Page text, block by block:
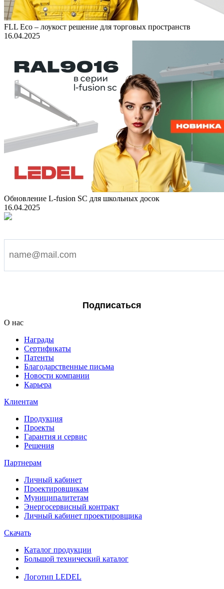
FLL Eco – лоукост решение для торговых пространств
16.04.2025
Обновление L-fusion SC для школьных досок
16.04.2025
Подписаться
О нас
Награды
Сертификаты
Патенты
Благодарственные письма
Новости компании
Карьера
Клиентам
Продукция
Проекты
Гарантия и сервис
Решения
Партнерам
Личный кабинет
Проектировщикам
Муниципалитетам
Энергосервисный контракт
Личный кабинет проектировщика
Скачать
Каталог продукции
Большой технический каталог
Логотип LEDEL